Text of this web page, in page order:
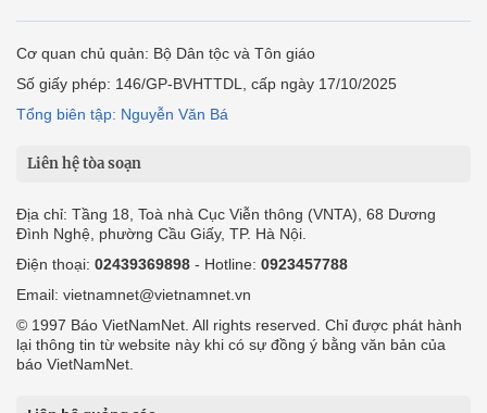
Cơ quan chủ quản: Bộ Dân tộc và Tôn giáo
Số giấy phép: 146/GP-BVHTTDL, cấp ngày 17/10/2025
Tổng biên tập: Nguyễn Văn Bá
Liên hệ tòa soạn
Địa chỉ: Tầng 18, Toà nhà Cục Viễn thông (VNTA), 68 Dương
Đình Nghệ, phường Cầu Giấy, TP. Hà Nội.
Điện thoại: 02439369898 - Hotline: 0923457788
Email: vietnamnet@vietnamnet.vn
© 1997 Báo VietNamNet. All rights reserved. Chỉ được phát hành
lại thông tin từ website này khi có sự đồng ý bằng văn bản của
báo VietNamNet.